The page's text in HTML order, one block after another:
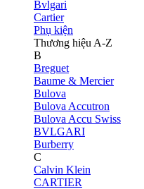
Bvlgari
Cartier
Phụ kiện
Thương hiệu A-Z
B
Breguet
Baume & Mercier
Bulova
Bulova Accutron
Bulova Accu Swiss
BVLGARI
Burberry
C
Calvin Klein
CARTIER